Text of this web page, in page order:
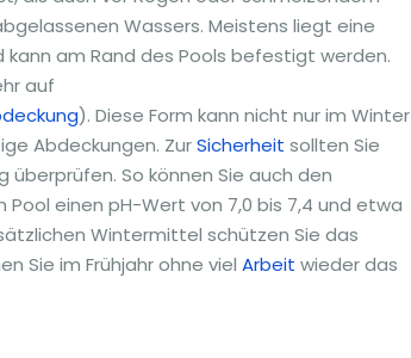
Wassers. Meistens liegt eine
am Rand des Pools befestigt werden.
auf
). Diese Form kann nicht nur im Winter
Abdeckungen. ZurSicherheit sollten Sie
So können Sie auch den
einen pH-Wert von 7,0 bis 7,4 und etwa
Wintermittel schützen Sie das
Sie im Frühjahr ohne viel Arbeit wieder das